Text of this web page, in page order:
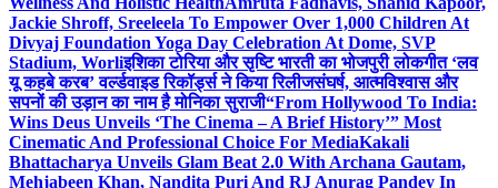
Jackie Shroff, Sreeleela To Empower Over 1,000 Children At
Divyaj Foundation Yoga Day Celebration At Dome, SVP
Stadium, Worliइशिका टोरिया और सृष्टि भारती का भोजपुरी लोकगीत ‘लव
यू कहबे करब’ वर्ल्डवाइड रिकॉर्ड्स ने किया रिलीजसंघर्ष, आत्मविश्वास और
सपनों की उड़ान का नाम है मोनिका सुराजी“From Hollywood To India:
Wins Deus Unveils ‘The Cinema – A Brief History’” Most
Cinematic And Professional Choice For MediaKakali
Bhattacharya Unveils Glam Beat 2.0 With Archana Gautam,
Mehjabeen Khan, Nandita Puri And RJ Anurag Pandey In